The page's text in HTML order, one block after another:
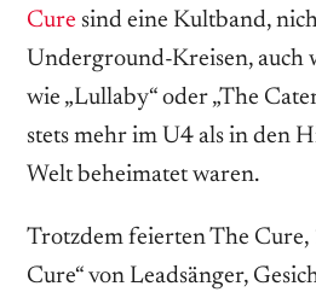
Cure sind eine Kultband,
Underground-Kreisen, auch
wie „Lullaby“ oder „The
stets mehr im U4 als in den
Welt beheimatet waren.
Trotzdem feierten The Cure,
Cure“ von Leadsänger,